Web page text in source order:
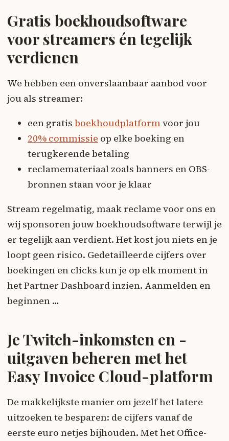
Gratis boekhoudsoftware
voor streamers én tegelijk
verdienen
We hebben een onverslaanbaar aanbod voor
jou als streamer:
een gratis boekhoudplatformvoor jou
20% commissie op elke boeking en
terugkerende betaling
reclamemateriaal zoals banners en OBS-
bronnen staan voor je klaar
Stream regelmatig, maak reclame voor ons en
wij sponsoren jouw boekhoudsoftware terwijl je
er tegelijk aan verdient. Het kost jou niets en je
loopt geen risico. Gedetailleerde cijfers over
boekingen en clicks kun je op elk moment in
het Partner Dashboard inzien. Aanmelden en
beginnen ...
Je Twitch-inkomsten en -
uitgaven beheren met het
Easy Invoice Cloud-platform
De makkelijkste manier om jezelf het latere
uitzoeken te besparen: de cijfers vanaf de
eerste euro netjes bijhouden. Met het Office-